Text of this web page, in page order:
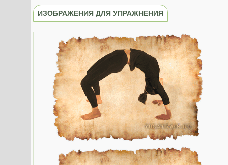
ИЗОБРАЖЕНИЯ ДЛЯ УПРАЖНЕНИЯ